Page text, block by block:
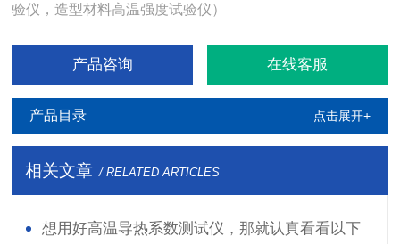
验仪，造型材料高温强度试验仪）
产品咨询 在线客服
产品目录 点击展开+
相关文章 / RELATED ARTICLES
想用好高温导热系数测试仪，那就认真看看以下